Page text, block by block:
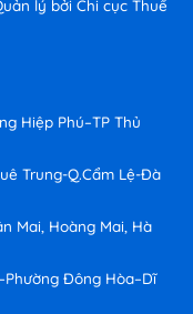
lý bởi Chi cục Thuế
Hiệp Phú–TP Thủ
Trung-Q.Cẩm Lệ-Đà
Mai, Hoàng Mai, Hà
Đông Hòa–Dĩ